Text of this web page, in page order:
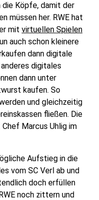
die Köpfe, damit der
müssen her. RWE hat
mit virtuellen Spielen
auch schon kleinere
dann digitale
digitales
dann unter
kaufen. So
und gleichzeitig
fließen. Die
Marcus Uhlig im
Aufstieg in die
vom SC Verl ab und
doch erfüllen
noch zittern und